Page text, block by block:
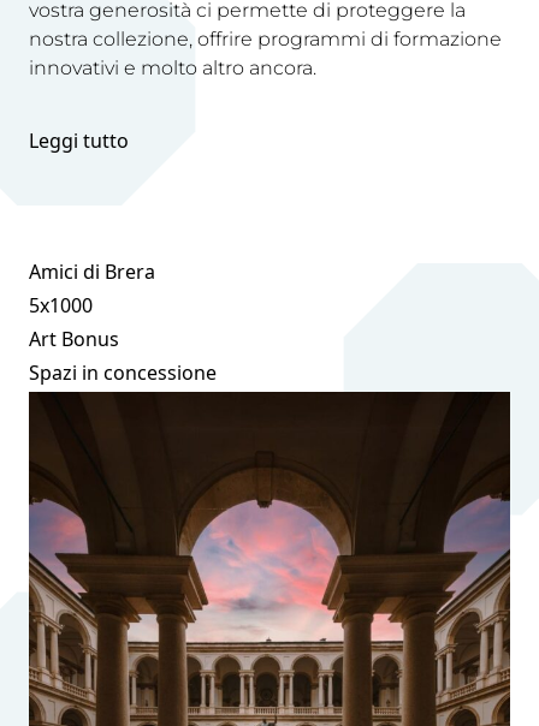
vostra generosità ci permette di proteggere la
nostra collezione, offrire programmi di formazione
innovativi e molto altro ancora.
Leggi tutto
Amici di Brera
5x1000
Art Bonus
Spazi in concessione